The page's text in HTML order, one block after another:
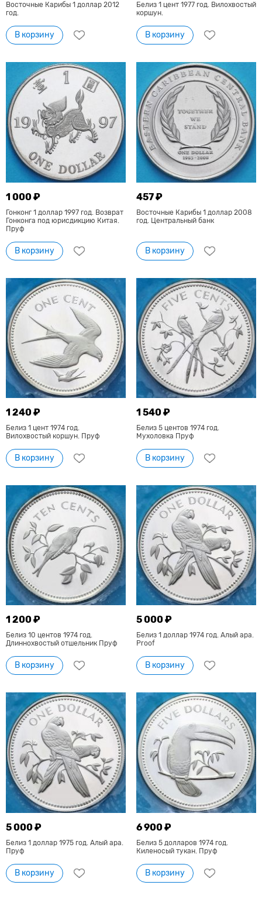
Восточные Карибы 1 доллар 2012
год.
В корзину
Белиз 1 цент 1977 год. Вилохвостый
коршун.
В корзину
1 000 ₽
Гонконг 1 доллар 1997 год. Возврат
Гонконга под юрисдикцию Китая.
Пруф
В корзину
457 ₽
Восточные Карибы 1 доллар 2008
год. Центральный банк
В корзину
1 240 ₽
Белиз 1 цент 1974 год.
Вилохвостый коршун. Пруф
В корзину
1 540 ₽
Белиз 5 центов 1974 год.
Мухоловка Пруф
В корзину
1 200 ₽
Белиз 10 центов 1974 год.
Длиннохвостый отшельник Пруф
В корзину
5 000 ₽
Белиз 1 доллар 1974 год. Алый ара.
Proof
В корзину
5 000 ₽
Белиз 1 доллар 1975 год. Алый ара.
Пруф
В корзину
6 900 ₽
Белиз 5 долларов 1974 год.
Киленосый тукан. Пруф
В корзину